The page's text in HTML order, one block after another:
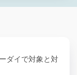
ダイで対象と対